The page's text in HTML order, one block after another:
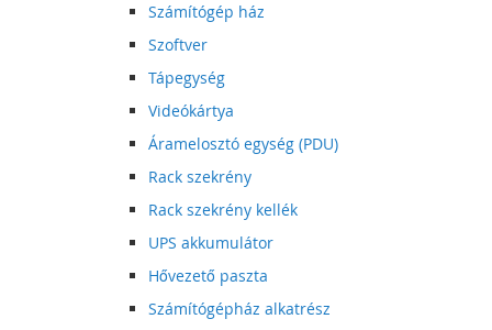
Számítógép ház
Szoftver
Tápegység
Videókártya
Áramelosztó egység (PDU)
Rack szekrény
Rack szekrény kellék
UPS akkumulátor
Hővezető paszta
Számítógépház alkatrész